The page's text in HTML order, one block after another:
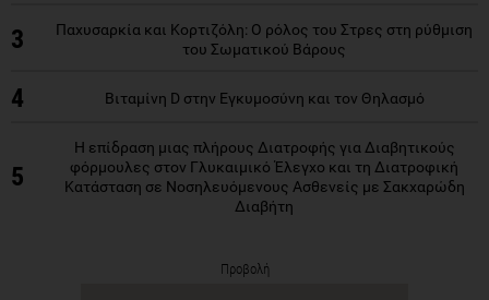
3
Παχυσαρκία και Κορτιζόλη: Ο ρόλος του Στρες στη ρύθμιση
του Σωματικού Βάρους
4 Βιταμίνη D στην Εγκυμοσύνη και τον Θηλασμό
5
Η επίδραση μιας πλήρους Διατροφής για Διαβητικούς
φόρμουλες στον Γλυκαιμικό Έλεγχο και τη Διατροφική
Κατάσταση σε Νοσηλευόμενους Ασθενείς με Σακχαρώδη
Διαβήτη
Προβολή